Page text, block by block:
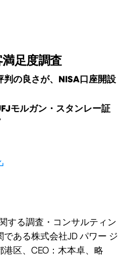
足度調査
判の良さが、NISA口座開設
モルガン・スタンレー証
する調査・コンサルティン
ある株式会社JD パワー ジ
区、CEO：木本卓、略